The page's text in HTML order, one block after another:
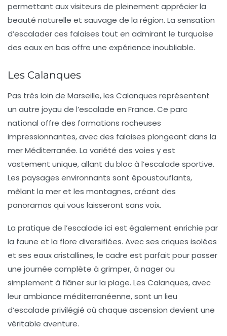
permettant aux visiteurs de pleinement apprécier la
beauté naturelle et sauvage de la région. La sensation
d’escalader ces falaises tout en admirant le turquoise
des eaux en bas offre une expérience inoubliable.
Les Calanques
Pas très loin de Marseille, les Calanques représentent
un autre joyau de l’escalade en France. Ce parc
national offre des formations rocheuses
impressionnantes, avec des falaises plongeant dans la
mer Méditerranée. La variété des voies y est
vastement unique, allant du bloc à l’escalade sportive.
Les paysages environnants sont époustouflants,
mêlant la mer et les montagnes, créant des
panoramas qui vous laisseront sans voix.
La pratique de l’escalade ici est également enrichie par
la faune et la flore diversifiées. Avec ses criques isolées
et ses eaux cristallines, le cadre est parfait pour passer
une journée complète à grimper, à nager ou
simplement à flâner sur la plage. Les Calanques, avec
leur ambiance méditerranéenne, sont un lieu
d’escalade privilégié où chaque ascension devient une
véritable aventure.